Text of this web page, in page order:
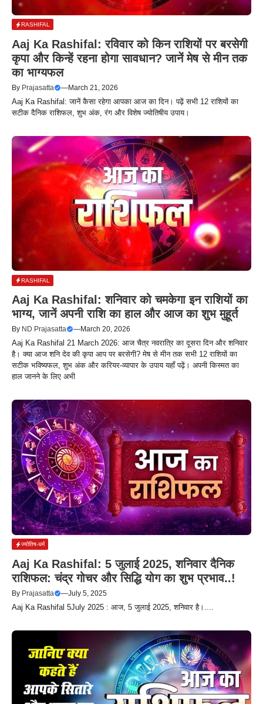
RASHIFAL
Aaj Ka Rashifal: रविवार को किन राशियों पर बरसेगी
कृपा और किन्हें रहना होगा सावधान? जानें मेष से मीन तक
का भाग्यफल
By Prajasatta —March 21, 2026
Aaj Ka Rashifal: जानें कैसा रहेगा आपका आज का दिन। पढ़ें सभी 12 राशियों का
सटीक दैनिक राशिफल, शुभ अंक, रंग और विशेष ज्योतिषीय उपाय।
RASHIFAL
Aaj Ka Rashifal: शनिवार को चमकेगा इन राशियों का
भाग्य, जानें अपनी राशि का हाल और आज का शुभ मुहूर्त
By ND Prajasatta —March 20, 2026
Aaj Ka Rashifal 21 March 2026: आज चैत्र नवरात्रि का दूसरा दिन और शनिवार
है। क्या आज शनि देव की कृपा आप पर बरसेगी? मेष से मीन तक सभी 12 राशियों का
सटीक भविष्यफल, शुभ अंक और करियर-व्यापार के उपाय यहाँ पढ़ें। अपनी किस्मत का
हाल जानने के लिए अभी
ज्योतिष-धर्म
Aaj Ka Rashifal: 5 जुलाई 2025, शनिवार दैनिक
राशिफल: चंद्र गोचर और सिद्धि योग का शुभ प्रभाव..!
By Prajasatta —July 5, 2025
Aaj Ka Rashifal 5July 2025 : आज, 5 जुलाई 2025, शनिवार है।....